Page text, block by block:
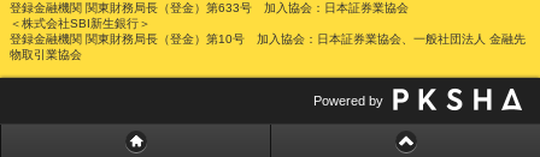
登録金融機関 関東財務局長（登金）第633号 加入協会：日本証券業協会
＜株式会社SBI新生銀行＞
登録金融機関 関東財務局長（登金）第10号 加入協会：日本証券業協会、一般社団法人 金融先
物取引業協会
Powered by